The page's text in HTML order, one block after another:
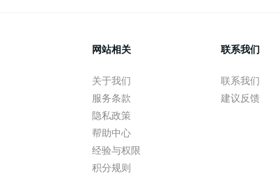
网站相关
关于我们
服务条款
隐私政策
帮助中心
经验与权限
积分规则
联系我们
联系我们
建议反馈